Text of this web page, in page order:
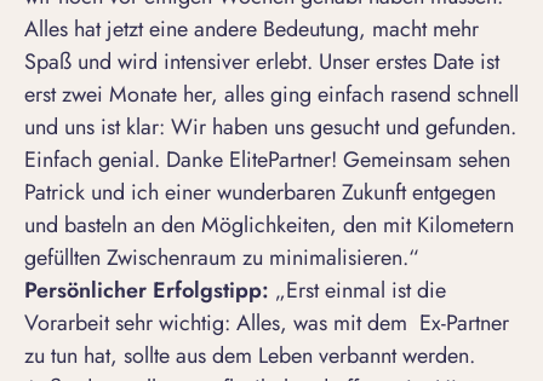
Alles hat jetzt eine andere Bedeutung, macht mehr
Spaß und wird intensiver erlebt. Unser erstes Date ist
erst zwei Monate her, alles ging einfach rasend schnell
und uns ist klar: Wir haben uns gesucht und gefunden.
Einfach genial. Danke ElitePartner! Gemeinsam sehen
Patrick und ich einer wunderbaren Zukunft entgegen
und basteln an den Möglichkeiten, den mit Kilometern
gefüllten Zwischenraum zu minimalisieren.“
Persönlicher Erfolgstipp: „Erst einmal ist die
Vorarbeit sehr wichtig: Alles, was mit dem Ex-Partner
zu tun hat, sollte aus dem Leben verbannt werden.